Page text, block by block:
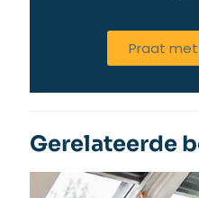
Praat
Gerelateerde